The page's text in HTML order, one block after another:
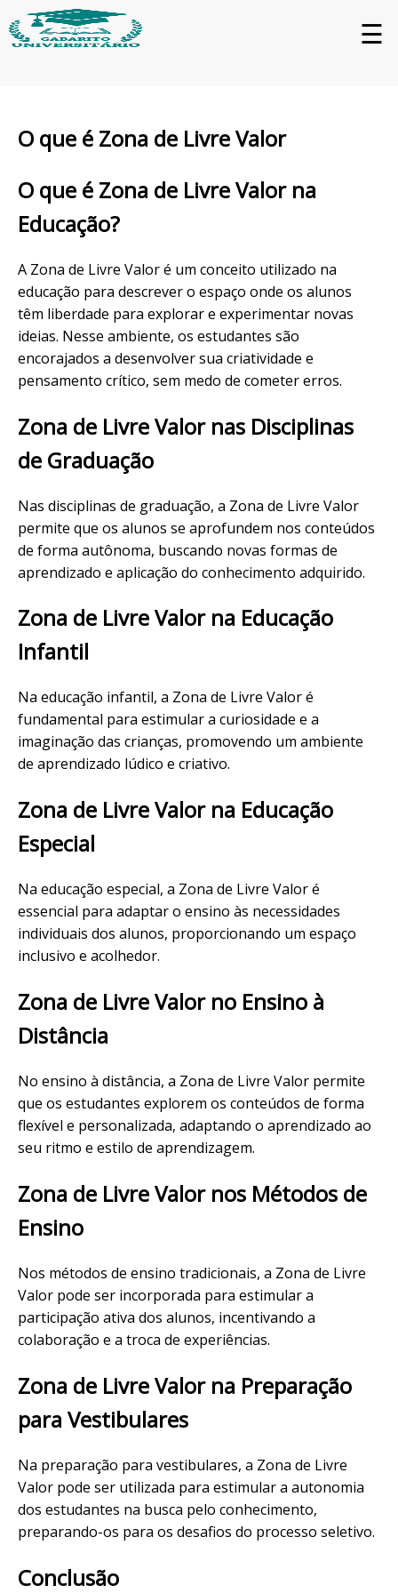
☰
O que é Zona de Livre Valor
O que é Zona de Livre Valor na
Educação?
A Zona de Livre Valor é um conceito utilizado na
educação para descrever o espaço onde os alunos
têm liberdade para explorar e experimentar novas
ideias. Nesse ambiente, os estudantes são
encorajados a desenvolver sua criatividade e
pensamento crítico, sem medo de cometer erros.
Zona de Livre Valor nas Disciplinas
de Graduação
Nas disciplinas de graduação, a Zona de Livre Valor
permite que os alunos se aprofundem nos conteúdos
de forma autônoma, buscando novas formas de
aprendizado e aplicação do conhecimento adquirido.
Zona de Livre Valor na Educação
Infantil
Na educação infantil, a Zona de Livre Valor é
fundamental para estimular a curiosidade e a
imaginação das crianças, promovendo um ambiente
de aprendizado lúdico e criativo.
Zona de Livre Valor na Educação
Especial
Na educação especial, a Zona de Livre Valor é
essencial para adaptar o ensino às necessidades
individuais dos alunos, proporcionando um espaço
inclusivo e acolhedor.
Zona de Livre Valor no Ensino à
Distância
No ensino à distância, a Zona de Livre Valor permite
que os estudantes explorem os conteúdos de forma
flexível e personalizada, adaptando o aprendizado ao
seu ritmo e estilo de aprendizagem.
Zona de Livre Valor nos Métodos de
Ensino
Nos métodos de ensino tradicionais, a Zona de Livre
Valor pode ser incorporada para estimular a
participação ativa dos alunos, incentivando a
colaboração e a troca de experiências.
Zona de Livre Valor na Preparação
para Vestibulares
Na preparação para vestibulares, a Zona de Livre
Valor pode ser utilizada para estimular a autonomia
dos estudantes na busca pelo conhecimento,
preparando-os para os desafios do processo seletivo.
Conclusão